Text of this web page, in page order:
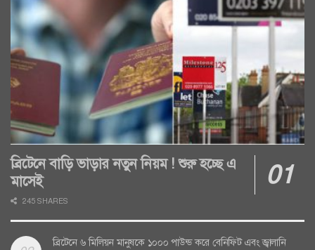
ব্রিটেনে বাড়ি ভাড়ার নতুন নিয়ম ! শুরু হচ্ছে এ
মাসেই
245 SHARES
ব্রিটেনে ৬ মিলিয়ন মানুষকে ১০০০ পাউন্ড করে বেনিফিট এবং জ্বালানি